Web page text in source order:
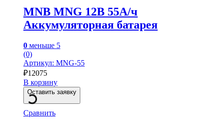
MNB MNG 12В 55А/ч
Аккумуляторная батарея
0 меньше 5
(0)
Артикул: MNG-55
₽12075
В корзину
Оставить заявку
Сравнить